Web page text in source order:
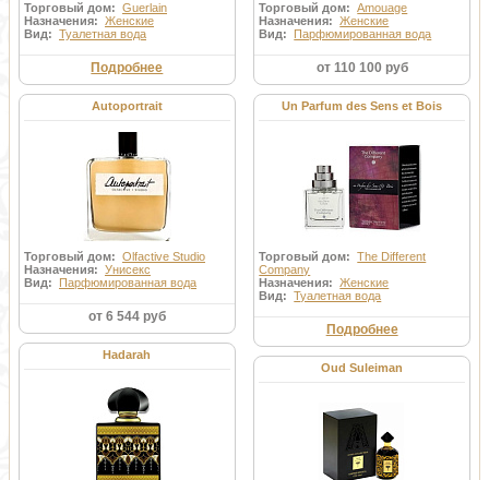
Торговый дом: Guerlain
Назначения: Женские
Вид: Туалетная вода
Подробнее
Торговый дом:Amouage
Назначения:Женские
Вид:
Парфюмированная вода
от 110 100 руб
Autoportrait
Торговый дом: Olfactive Studio
Назначения: Унисекс
Вид:
Парфюмированная вода
от 6 544 руб
Un Parfum des Sens et Bois
Торговый дом:The Different
Company
Назначения:Женские
Вид:Туалетная вода
Подробнее
Hadarah
Oud Suleiman